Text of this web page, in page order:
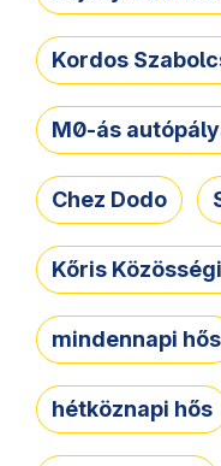
Kordos
M0-ás
Chez Dodo
Kőris
mindennapi hős
hétköznapi hős